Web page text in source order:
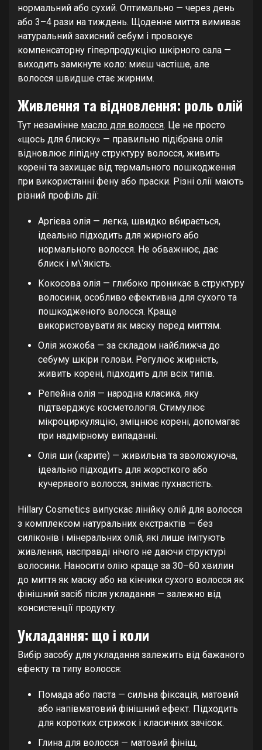
нормальний або сухий. Оптимально — через день
або 3–4 рази на тиждень. Щоденне миття вимиває
натуральний захисний себум і провокує
компенсаторну гіперпродукцію шкірного сала —
виходить замкнуте коло: миєш частіше, але
волосся швидше стає жирним.
Живлення та відновлення: роль олій
Тут незамінне масло для волосся. Це не просто
«щось для блиску» — правильно підібрана олія
відновлює ліпідну структуру волосся, живить
корені та захищає від термального пошкодження
при використанні фену або праски. Різні олії мають
різний профіль дії:
Аргієва олія — легка, швидко вбирається,
ідеально підходить для жирного або
нормального волосся. Не обважнює, дає
блиск і м\’якість.
Кокосова олія — глибоко проникає в структуру
волосини, особливо ефективна для сухого та
пошкодженого волосся. Краще
використовувати як маску перед миттям.
Олія жожоба — за складом найближча до
себуму шкіри голови. Регулює жирність,
живить корені, підходить для всіх типів.
Репейна олія — народна класика, яку
підтверджує косметологія. Стимулює
мікроциркуляцію, зміцнює корені, допомагає
при надмірному випаданні.
Олія ши (карите) — живильна та зволожуюча,
ідеально підходить для жорсткого або
кучерявого волосся, знімає пухнастість.
Hillary Cosmetics випускає лінійку олій для волосся
з комплексом натуральних екстрактів — без
силіконів і мінеральних олій, які лише імітують
живлення, насправді нічого не даючи структурі
волосини. Наносити олію краще за 30–60 хвилин
до миття як маску або на кінчики сухого волосся як
фінішний засіб після укладання — залежно від
консистенції продукту.
Укладання: що і коли
Вибір засобу для укладання залежить від бажаного
ефекту та типу волосся:
Помада або паста — сильна фіксація, матовий
або напівматовий фінішний ефект. Підходить
для коротких стрижок і класичних зачісок.
Глина для волосся — матовий фініш,